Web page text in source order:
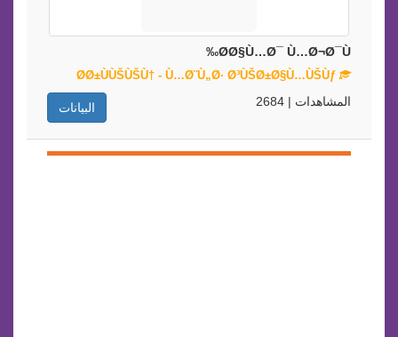
Ø­Ø§Ù…Ø¯ Ù…Ø¬Ø¯Ù‰
البيانات المشاهدات | 2684